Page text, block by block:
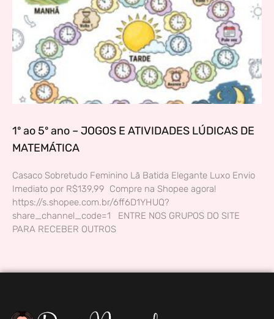
1º ao 5º ano – JOGOS E ATIVIDADES LÚDICAS DE
MATEMÁTICA
Casaco Sobretudo Feminino Lã Batida Elegante Luxo Envio
Imediato por R$139,99 Compre na Shopee agora!
https://s.shopee.com.br/6ff6D1YHUQ?
share_channel_code=1 ENTRE NOS GRUPOS DO SITE
PARA RECEBER OUTROS